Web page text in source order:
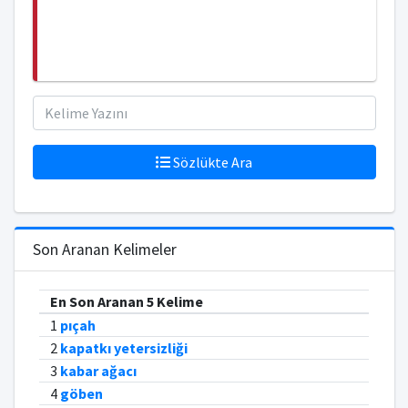
Sözlükte Ara
Son Aranan Kelimeler
En Son Aranan 5 Kelime
1 pıçah
2 kapatkı yetersizliği
3 kabar ağacı
4 göben